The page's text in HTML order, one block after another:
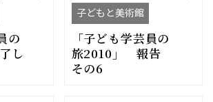
の
し
子どもと美術館
「子ども学芸員の
旅2010」 報告
その6